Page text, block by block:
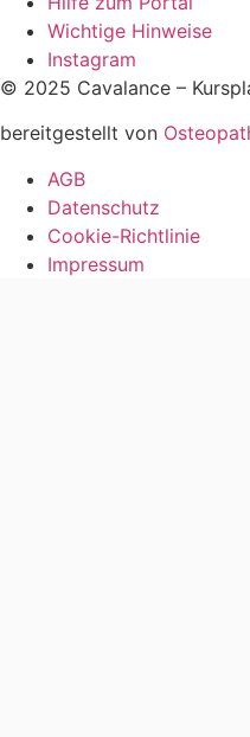
Wichtige Hinweise
Instagram
© 2025 Cavalance –
bereitgestellt von
AGB
Datenschutz
Cookie-Richtlinie
Impressum